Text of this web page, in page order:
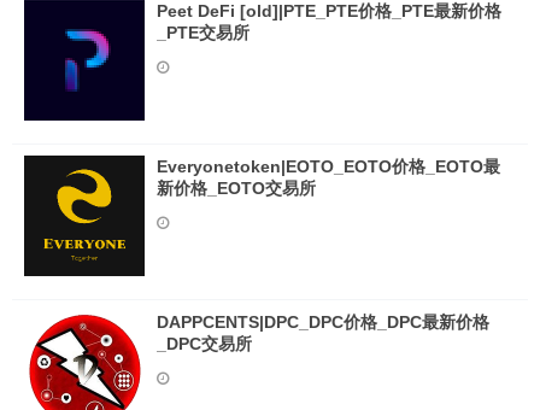
Peet DeFi [old]|PTE_PTE价格_PTE最新价格
_PTE交易所
Everyonetoken|EOTO_EOTO价格_EOTO最
新价格_EOTO交易所
DAPPCENTS|DPC_DPC价格_DPC最新价格
_DPC交易所